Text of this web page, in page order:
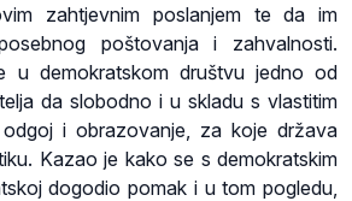
zahtjevnim poslanjem te da im
poštovanja i zahvalnosti.
u demokratskom društvu jedno od
da slobodno i u skladu s vlastitim
odgoj i obrazovanje, za koje država
Kazao je kako se s demokratskim
dogodio pomak i u tom pogledu,